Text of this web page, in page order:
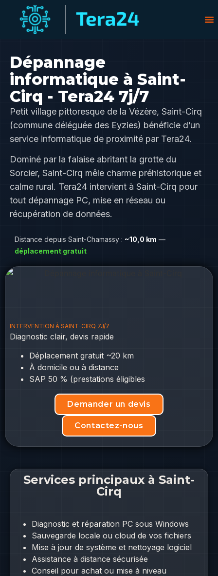
Dépannage
informatique à Saint-
Cirq - Tera24 7j/7
Petit village pittoresque de la Vézère, Saint-Cirq
(commune déléguée des Eyzies) bénéficie d’un
service informatique de proximité par Tera24.
Dominé par la falaise abritant la grotte du
Sorcier, Saint-Cirq mêle charme préhistorique et
calme rural. Tera24 intervient à Saint-Cirq pour
tout dépannage PC, mise en réseau ou
récupération de données.
Distance depuis Saint-Chamassy : ~10,0 km —
déplacement gratuit
INTERVENTION À SAINT-CIRQ 7J/7
Diagnostic clair, devis rapide
Déplacement gratuit ~20 km
À domicile ou à distance
SAP 50 % (prestations éligibles
Demander un devis
Contactez-nous
Services principaux à Saint-
Cirq
Diagnostic et réparation PC sous Windows
Sauvegarde locale ou cloud de vos fichiers
Mise à jour de système et nettoyage logiciel
Assistance à distance sécurisée
Conseil pour achat ou mise à niveau